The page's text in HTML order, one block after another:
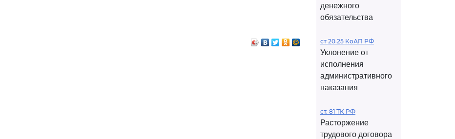
денежного
обязательства
ст 20.25 КоАП РФ
Уклонение от
исполнения
административного
наказания
ст. 81 ТК РФ
Расторжение
трудового договора